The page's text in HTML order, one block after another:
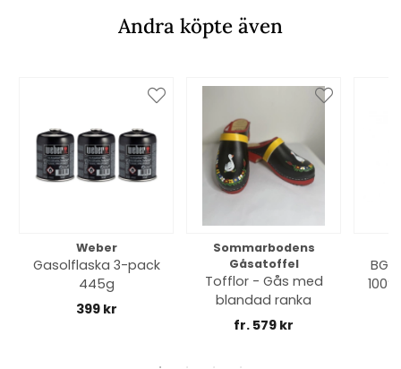
Andra köpte även
Weber
Gasolflaska 3-pack
445g
399 kr
Sommarbodens
Gåsatoffel
Tofflor - Gås med
blandad ranka
fr. 579 kr